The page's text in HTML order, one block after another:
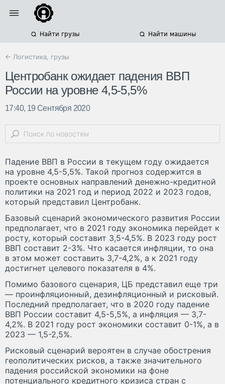
Найти грузы Найти машины
← Логистика, грузы
Центробанк ожидает падения ВВП
России на уровне 4,5-5,5%
17:40, 19 Сентября 2020
Падение ВВП в России в текущем году ожидается
на уровне 4,5-5,5%. Такой прогноз содержится в
проекте основных направлений денежно-кредитной
политики на 2021 год и период 2022 и 2023 годов,
который представил Центробанк.
Базовый сценарий экономического развития России
предполагает, что в 2021 году экономика перейдет к
росту, который составит 3,5-4,5%. В 2023 году рост
ВВП составит 2-3%. Что касается инфляции, то она
в этом может составить 3,7-4,2%, а к 2021 году
достигнет целевого показателя в 4%.
Помимо базового сценария, ЦБ представил еще три
— проинфляционный, дезинфляционный и рисковый.
Последний предполагает, что в 2020 году падение
ВВП России составит 4,5-5,5%, а инфляция — 3,7-
4,2%. В 2021 году рост экономики составит 0-1%, а в
2023 — 1,5-2,5%.
Рисковый сценарий вероятен в случае обострения
геополитических рисков, а также значительного
падения российской экономики на фоне
потенциального кредитного кризиса стран с